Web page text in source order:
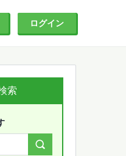
ログイン
索